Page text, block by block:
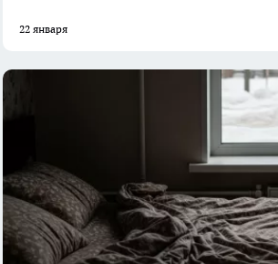
22 января